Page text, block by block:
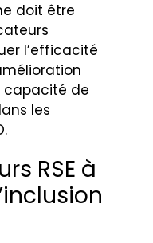
doit être
l’efficacité
capacité de
les
RSE à